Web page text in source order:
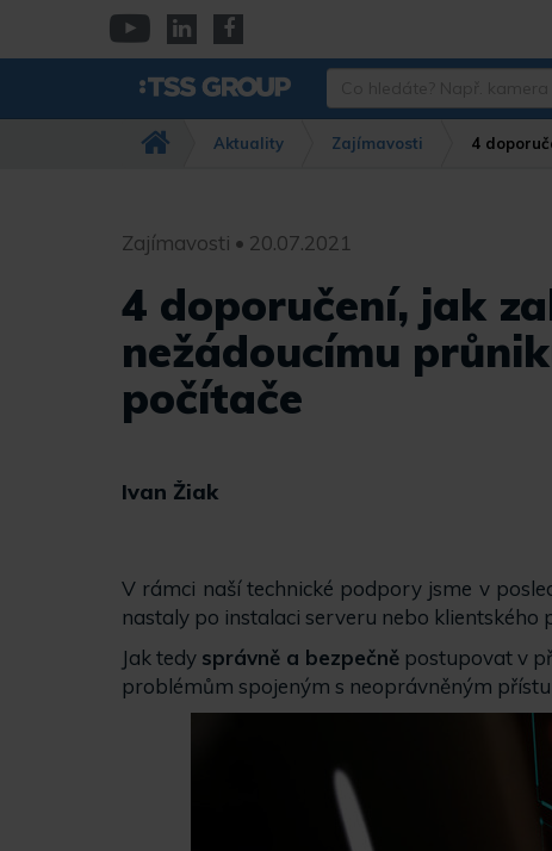
YouTubeLinkedinFacebook
Co
Např.
kamera
Aktuality Zajímavosti 4
Zajímavosti • 20.07.2021
4 doporučení, jak
nežádoucímu
počítače
Ivan Žiak
V rámci naší technické podpory jsme v
nastaly po instalaci serveru nebo
Jak tedy správně a bezpečně postupovat v
problémům spojeným s neoprávněným